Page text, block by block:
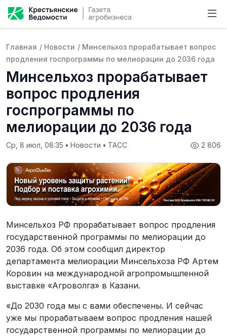
Главная / Новости / Минсельхоз прорабатывает вопрос
продления госпрограммы по мелиорации до 2036 года
Минсельхоз прорабатывает
вопрос продления
госпрограммы по
мелиорации до 2036 года
2 806
Ср, 8 июл, 08:35 • Новости • ТАСС
Минсельхоз РФ прорабатывает вопрос продления
государственной программы по мелиорации до
2036 года. Об этом сообщил директор
департамента мелиорации Минсельхоза РФ Артем
Коровин на международной агропромышленной
выставке «Агроволга» в Казани.
«До 2030 года мы с вами обеспечены. И сейчас
уже мы прорабатываем вопрос продления нашей
государственной программы по мелиорации до